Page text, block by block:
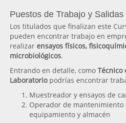
Puestos de Trabajo y
Los titulados que finalizan este
pueden encontrar trabajo en
realizar ensayos físicos,
microbiológicos.
Entrando en detalle, como Técnico
Laboratoriopodrías encontrar
Muestreador y ensayos de
Operador de mantenimiento
equipamiento y almacén